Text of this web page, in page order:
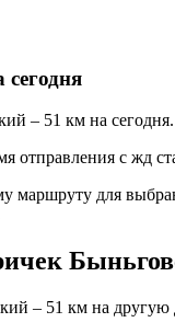
– 51 км на сегодня.
отправления с жд
маршруту для
– 51 км на другую